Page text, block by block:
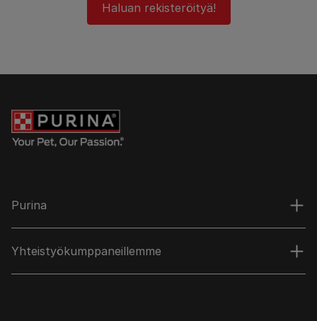
Haluan rekisteröityä!
Purina
Yhteistyökumppaneillemme